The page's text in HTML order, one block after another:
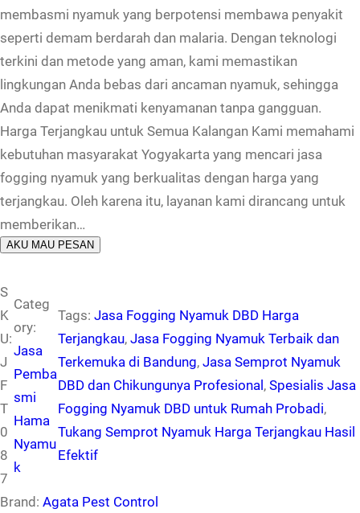
membasmi nyamuk yang berpotensi membawa penyakit
seperti demam berdarah dan malaria. Dengan teknologi
terkini dan metode yang aman, kami memastikan
lingkungan Anda bebas dari ancaman nyamuk, sehingga
Anda dapat menikmati kenyamanan tanpa gangguan.
Harga Terjangkau untuk Semua Kalangan Kami memahami
kebutuhan masyarakat Yogyakarta yang mencari jasa
fogging nyamuk yang berkualitas dengan harga yang
terjangkau. Oleh karena itu, layanan kami dirancang untuk
memberikan…
AKU MAU PESAN
S
K
U:
J
F
T
0
8
7
Categ
ory:
Jasa
Pemba
smi
Hama
Nyamu
k
Tags:Jasa Fogging Nyamuk DBD Harga
Terjangkau, Jasa Fogging Nyamuk Terbaik dan
Terkemuka di Bandung, Jasa Semprot Nyamuk
DBD dan Chikungunya Profesional , Spesialis Jasa
Fogging Nyamuk DBD untuk Rumah Probadi,
Tukang Semprot Nyamuk Harga Terjangkau Hasil
Efektif
Brand: Agata Pest Control